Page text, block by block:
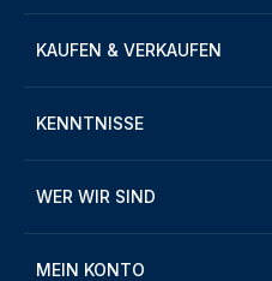
KAUFEN & VERKAUFEN
KENNTNISSE
WER WIR SIND
MEIN KONTO